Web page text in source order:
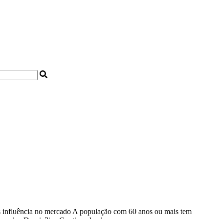
no mercado A população com 60 anos ou mais tem